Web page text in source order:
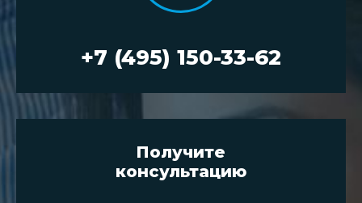
+7 (495) 150-33-62
Получите
консультацию